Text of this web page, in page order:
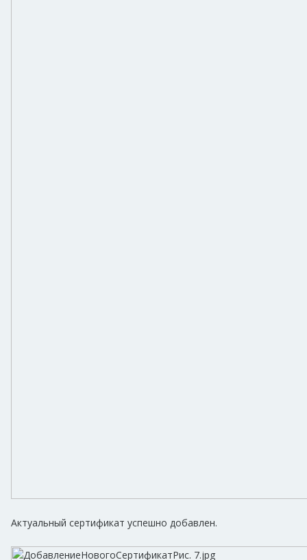
Актуальный сертификат успешно добавлен.